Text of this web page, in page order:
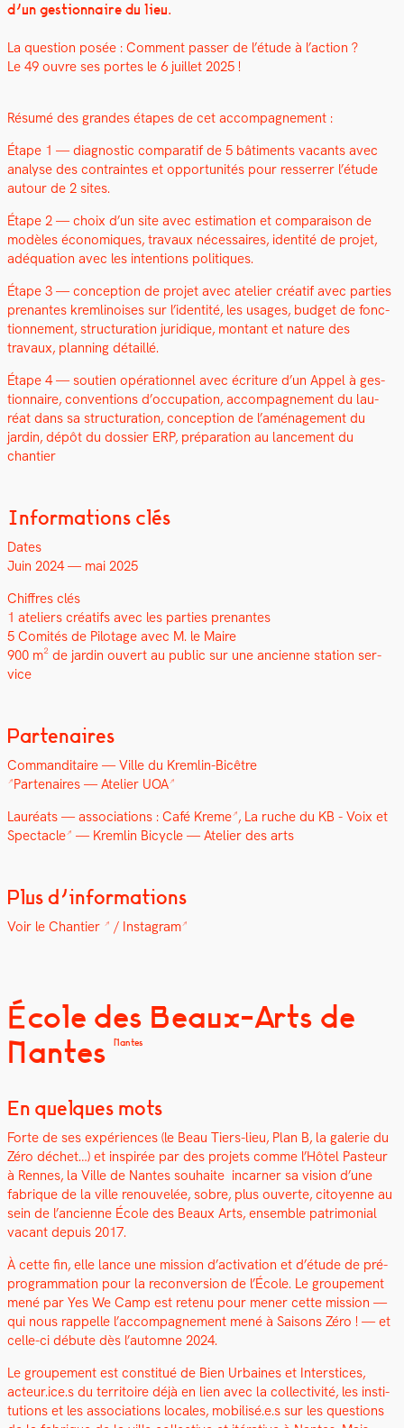
d’un ges­tion­naire du lieu.
La ques­tion posée : Com­ment pass­er de l’étude à l’action ?
Le 49 ouvre ses portes le 6 juil­let 2025 !
Résumé des grandes étapes de cet accom­pa­g­ne­ment :
Étape 1 — diag­nos­tic com­para­tif de 5 bâti­ments vacants avec
analyse des con­traintes et oppor­tu­nités pour resser­rer l’étude
autour de 2 sites.
Étape 2 — choix d’un site avec esti­ma­tion et com­para­i­son de
mod­èles économiques, travaux néces­saires, iden­tité de pro­jet,
adéqua­tion avec les inten­tions poli­tiques.
Étape 3 — con­cep­tion de pro­jet avec ate­lier créatif avec par­ties
prenantes krem­li­nois­es sur l’identité, les usages, bud­get de fonc­
tion­nement, struc­tura­tion juridique, mon­tant et nature des
travaux, plan­ning détail­lé.
Étape 4 — sou­tien opéra­tionnel avec écri­t­ure d’un Appel à ges­
tion­naire, con­ven­tions d’occupation, accom­pa­g­ne­ment du lau­
réat dans sa struc­tura­tion, con­cep­tion de l’aménagement du
jardin, dépôt du dossier ERP, pré­pa­ra­tion au lance­ment du
chantier
Informations clés
Dates
Juin 2024 — mai 2025
Chiffres clés
1 ate­liers créat­ifs avec les par­ties prenantes
5 Comités de Pilotage avec M. le Maire
900 m² de jardin ouvert au pub­lic sur une anci­enne sta­tion ser­
vice
Partenaires
Com­man­di­taire — Ville du Krem­lin-Bicêtre
Parte­naires — Ate­lier UOA
Lau­réats — asso­ci­a­tions : Café Kreme , La ruche du KB -Voix et
Spec­ta­cle — Krem­lin Bicy­cle — Ate­lier des arts
Plus d’informations
Voir le Chantier / Insta­gram
École des Beaux-Arts de
Nantes
Nantes
En quelques mots
Forte de ses expéri­ences (le Beau Tiers-lieu, Plan B, la galerie du
Zéro déchet…) et inspirée par des pro­jets comme l’Hôtel Pas­teur
à Rennes, la Ville de Nantes souhaite incar­n­er sa vision d’une
fab­rique de la ville renou­velée, sobre, plus ouverte, citoyenne au
sein de l’ancienne École des Beaux Arts, ensem­ble pat­ri­mo­ni­al
vacant depuis 2017.
À cette fin, elle lance une mis­sion d’activation et d’étude de pré-
pro­gram­ma­tion pour la recon­ver­sion de l’É­cole. Le groupe­ment
mené par Yes We Camp est retenu pour men­er cette mis­sion —
qui nous rap­pelle l’accompagnement mené à Saisons Zéro ! — et
celle-ci débute dès l’automne 2024.
Le groupe­ment est con­sti­tué de Bien Urbaines et Inter­stices,
acteur.ice.s du ter­ri­toire déjà en lien avec la col­lec­tiv­ité, les insti­
tu­tions et les asso­ci­a­tions locales, mobilisé.e.s sur les ques­tions